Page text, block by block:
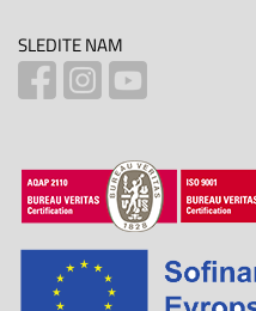
SLEDITE NAM